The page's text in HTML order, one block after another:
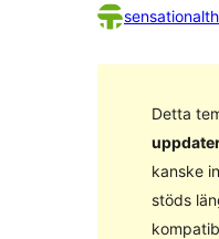
Detta
kanske
stöds